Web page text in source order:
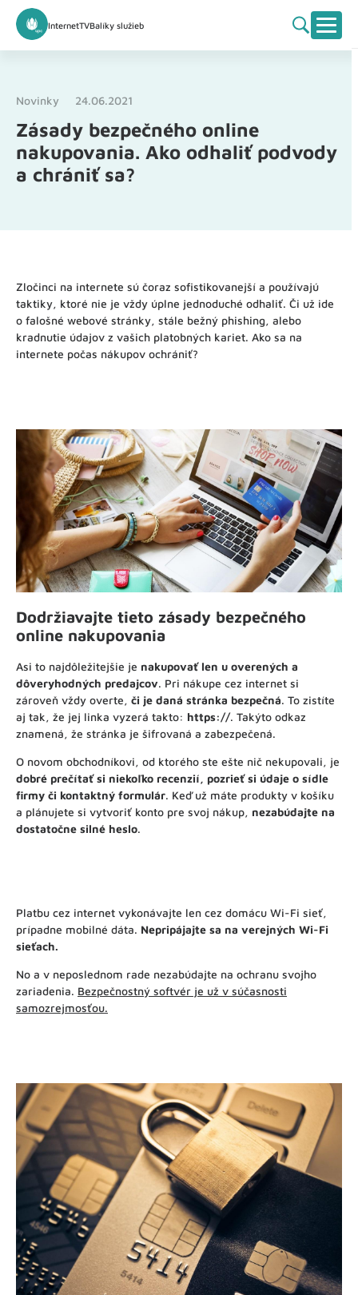
InternetTVBalíky služieb
Novinky 24.06.2021
Zásady bezpečného online
nakupovania. Ako odhaliť podvody
a chrániť sa?
Zločinci na internete sú čoraz sofistikovanejší a používajú
taktiky, ktoré nie je vždy úplne jednoduché odhaliť. Či už ide
o falošné webové stránky, stále bežný phishing, alebo
kradnutie údajov z vašich platobných kariet. Ako sa na
internete počas nákupov ochrániť?
Dodržiavajte tieto zásady bezpečného
online nakupovania
Asi to najdôležitejšie je nakupovať len u overených a
dôveryhodných predajcov. Pri nákupe cez internet si
zároveň vždy overte, či je daná stránka bezpečná. To zistíte
aj tak, že jej linka vyzerá takto: https://. Takýto odkaz
znamená, že stránka je šifrovaná a zabezpečená.
O novom obchodníkovi, od ktorého ste ešte nič nekupovali, je
dobré prečítať si niekoľko recenzií, pozrieť si údaje o sídle
firmy či kontaktný formulár. Keď už máte produkty v košíku
a plánujete si vytvoriť konto pre svoj nákup, nezabúdajte na
dostatočne silné heslo.
Platbu cez internet vykonávajte len cez domácu Wi-Fi sieť,
prípadne mobilné dáta. Nepripájajte sa na verejných Wi-Fi
sieťach.
No a v neposlednom rade nezabúdajte na ochranu svojho
zariadenia. Bezpečnostný softvér je už v súčasnosti
samozrejmosťou.